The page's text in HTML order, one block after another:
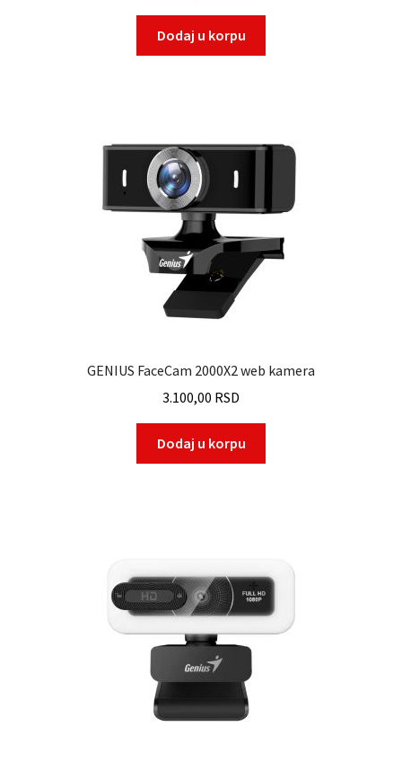
Dodaj u korpu
GENIUS FaceCam 2000X2 web kamera
3.100,00 RSD
Dodaj u korpu